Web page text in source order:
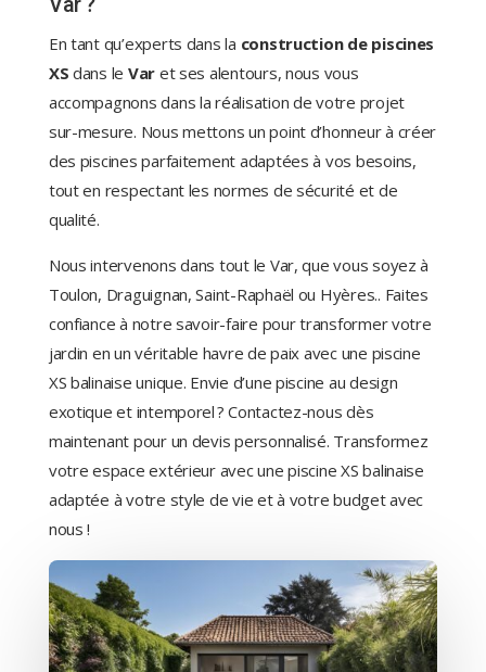
En tant qu’experts dans la construction de piscines
XS dans le Var et ses alentours, nous vous
accompagnons dans la réalisation de votre projet
sur-mesure. Nous mettons un point d’honneur à créer
des piscines parfaitement adaptées à vos besoins,
tout en respectant les normes de sécurité et de
qualité.
Nous intervenons dans tout le Var, que vous soyez à
Toulon, Draguignan, Saint-Raphaël ou Hyères.. Faites
confiance à notre savoir-faire pour transformer votre
jardin en un véritable havre de paix avec une piscine
XS balinaise unique. Envie d’une piscine au design
exotique et intemporel ? Contactez-nous dès
maintenant pour un devis personnalisé. Transformez
votre espace extérieur avec une piscine XS balinaise
adaptée à votre style de vie et à votre budget avec
nous !